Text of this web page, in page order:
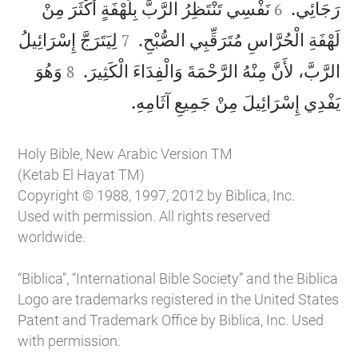
رَجَائِي. 

6 نَفْسِي تَنْتَظِرُ الرَّبَّ بِلَهْفَةٍ أَكْثَرَ مِنْ
لَهْفَةِ الْحُرَّاسِ مُتَرَقِّبِي الصُّبْحِ. 

7 لِيَتَرَجَّ إِسْرَائِيلُ
الرَّبَّ، لأَنَّ مِنْهُ الرَّحْمَةَ وَالْفِدَاءَ الْكَثِيرَ. 

8 وَهُوَ
يَفْدِي إِسْرَائِيلَ مِنْ جَمِيعِ آثَامِهِ.
Holy Bible, New Arabic Version TM
(Ketab El Hayat TM)
Copyright © 1988, 1997, 2012 by Biblica, Inc.
Used with permission. All rights reserved
worldwide.
“Biblica”, “International Bible Society” and the Biblica
Logo are trademarks registered in the United States
Patent and Trademark Office by Biblica, Inc. Used
with permission.